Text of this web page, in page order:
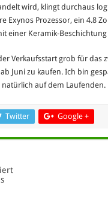
wird, klingt durchaus
Exynos Prozessor, ein 4.8
einer Keramik-Beschichtung
Verkaufsstart grob für das
Juni zu kaufen. Ich bin
auf dem Laufenden.
Twitter Google +